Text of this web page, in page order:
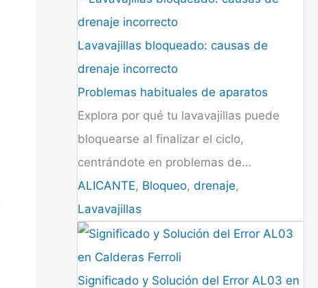
Lavavajillas bloqueado: causas de
drenaje incorrecto
Problemas habituales de aparatos
Explora por qué tu lavavajillas puede
bloquearse al finalizar el ciclo,
centrándote en problemas de…
ALICANTE, Bloqueo, drenaje,
Lavavajillas
Significado y Solución del Error AL03 en